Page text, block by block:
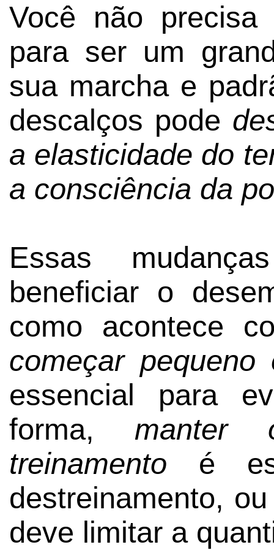
Você não
para ser um
sua marcha e
descalços pode
a elasticidade do
a consciência da
Essas
beneficiar o
como acontece
começar pequeno
essencial para
forma, manter
treinamento é
destreinamento,
deve limitar a